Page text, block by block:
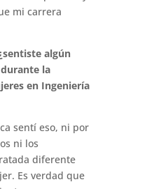
mi carrera
algún
la
en Ingeniería
sentí eso, ni por
ni los
diferente
Es verdad que